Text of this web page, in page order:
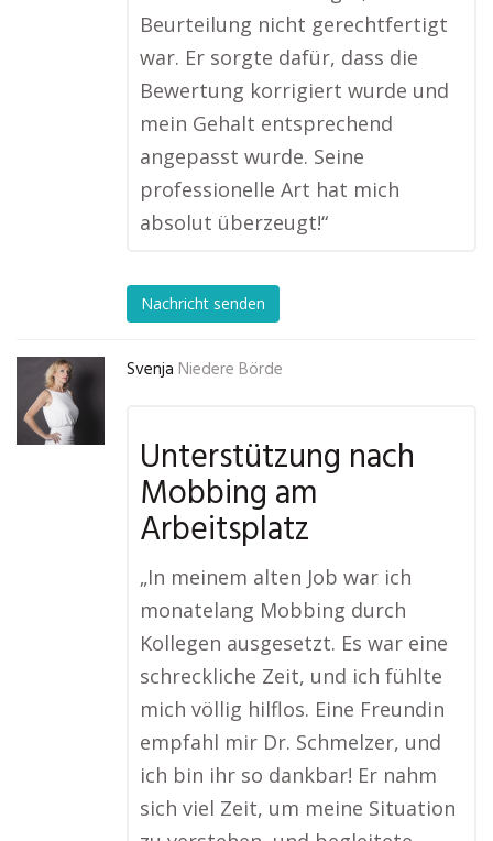
Beurteilung nicht gerechtfertigt
war. Er sorgte dafür, dass die
Bewertung korrigiert wurde und
mein Gehalt entsprechend
angepasst wurde. Seine
professionelle Art hat mich
absolut überzeugt!“
Nachricht senden
Svenja Niedere Börde
Unterstützung nach
Mobbing am
Arbeitsplatz
„In meinem alten Job war ich
monatelang Mobbing durch
Kollegen ausgesetzt. Es war eine
schreckliche Zeit, und ich fühlte
mich völlig hilflos. Eine Freundin
empfahl mir Dr. Schmelzer, und
ich bin ihr so dankbar! Er nahm
sich viel Zeit, um meine Situation